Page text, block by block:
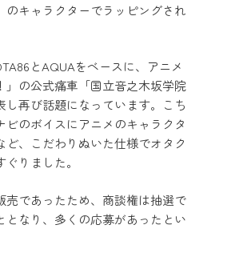
のキャラクターでラッピングされ
とAQUAをベースに、アニメ
」の公式痛車「国立音之木坂学院
し再び話題になっています。こち
ビのボイスにアニメのキャラクタ
ど、こだわりぬいた仕様でオタク
りました。
売であったため、商談権は抽選で
となり、多くの応募があったとい